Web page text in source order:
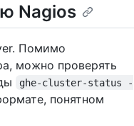
Nagios
Помимо
можно проверять
ghe-cluster-status -
понятном